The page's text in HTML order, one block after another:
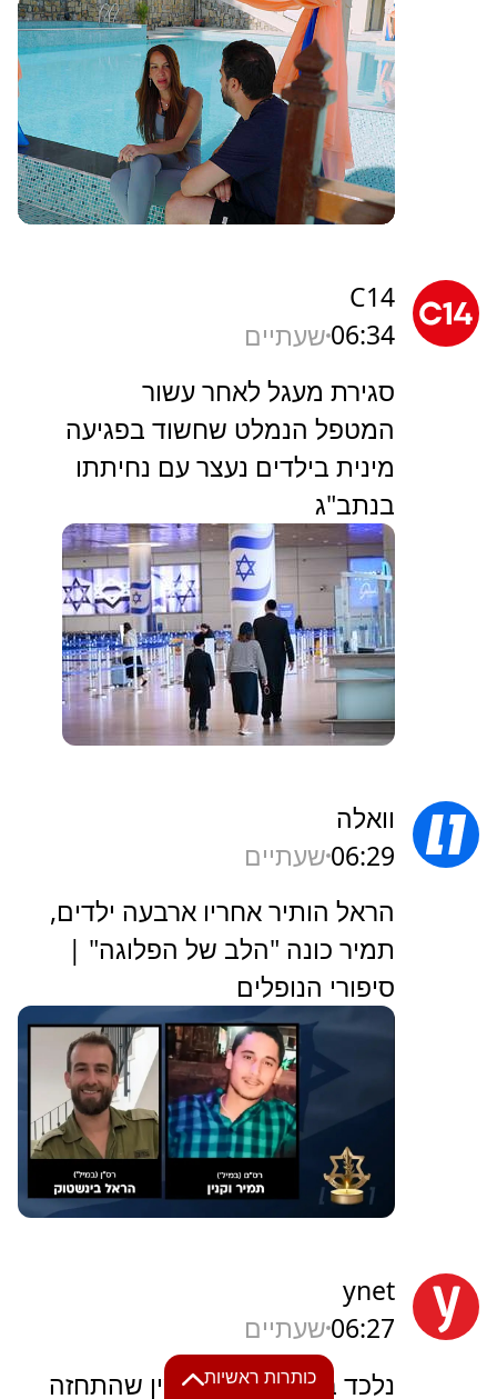
כותרות ראשיות
C14
06:34שעתיים
סגירת מעגל לאחר עשור
המטפל הנמלט שחשוד בפגיעה
מינית בילדים נעצר עם נחיתתו
בנתב"ג
וואלה
06:29שעתיים
הראל הותיר אחריו ארבעה ילדים,
תמיר כונה "הלב של הפלוגה" |
סיפורי הנופלים
ynet
06:27שעתיים
נלכד בנתב"ג עבריין מין שהתחזה